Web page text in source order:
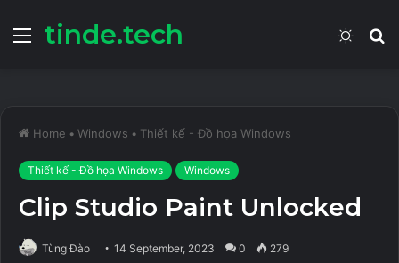
Menu
tinde.tech
Switch
Home • Windows • Thiết kế - Đồ họa Windows
Thiết kế - Đồ họa Windows Windows
Clip Studio Paint Unlocked
Tùng Đào 14 September, 2023 0 279